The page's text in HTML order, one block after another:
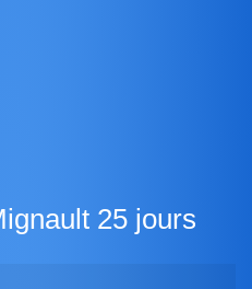
25 jours